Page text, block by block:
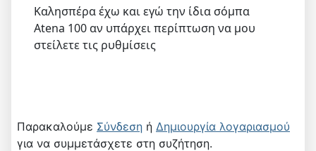
Καλησπέρα έχω και εγώ την ίδια σόμπα
Atena 100 αν υπάρχει περίπτωση να μου
στείλετε τις ρυθμίσεις
Παρακαλούμε Σύνδεση ή Δημιουργία λογαριασμού
για να συμμετάσχετε στη συζήτηση.